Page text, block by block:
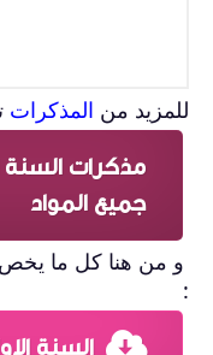
للمزيد من المذكرات
مذكرات السنة
جميع المواد
و من هنا كل ما يخص
:
السنة